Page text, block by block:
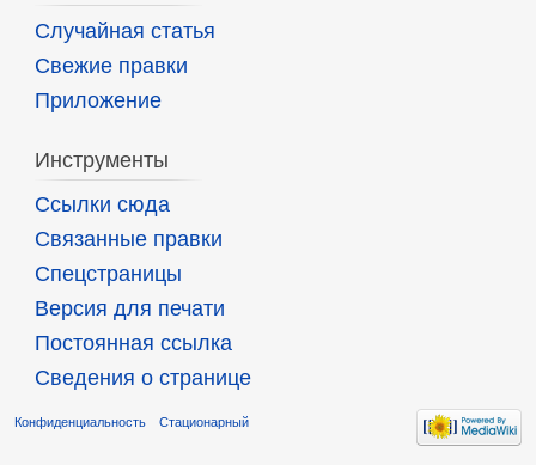
Случайная статья
Свежие правки
Приложение
Инструменты
Ссылки сюда
Связанные правки
Спецстраницы
Версия для печати
Постоянная ссылка
Сведения о странице
Конфиденциальность Стационарный